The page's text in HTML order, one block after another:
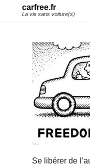
carfree.fr
La vie sans voiture(s)
Se libérer de